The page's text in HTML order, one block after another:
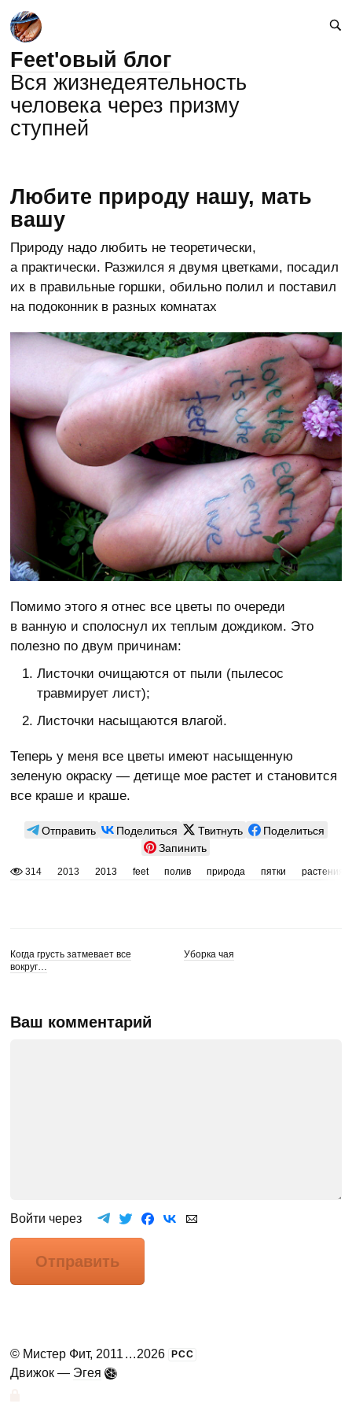
Feet'овый блог
Вся жизнедеятельность
человека через призму
ступней
Любите природу нашу, мать
вашу
Природу надо любить не теоретически,
а практически. Разжился я двумя цветками, посадил
их в правильные горшки, обильно полил и поставил
на подоконник в разных комнатах
Помимо этого я отнес все цветы по очереди
в ванную и сполоснул их теплым дождиком. Это
полезно по двум причинам:
Листочки очищаются от пыли (пылесос
травмирует лист);
Листочки насыщаются влагой.
Теперь у меня все цветы имеют насыщенную
зеленую окраску — детище мое растет и становится
все краше и краше.
Отправить Поделиться Твитнуть
Поделиться
Запинить
314 2013 2013 feet полив природа пятки растения
Когда грусть затмевает все
вокруг…
Уборка чая
Ваш комментарий
Войти через
Отправить
© Мистер Фит, 2011 ...2026 РСС
Движок — Эгея